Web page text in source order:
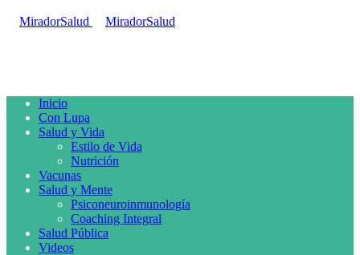
Inicio
Con Lupa
Salud y Vida
Estilo de Vida
Nutrición
Vacunas
Salud y Mente
Psiconeuroinmunología
Coaching Integral
Salud Pública
Videos